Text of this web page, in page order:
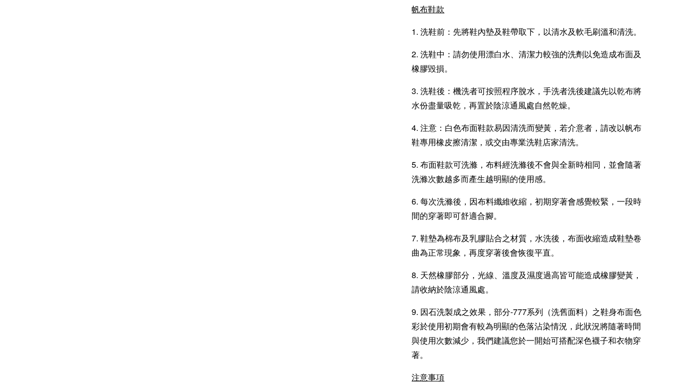
帆布鞋款
1. 洗鞋前：先將鞋內墊及鞋帶取下，以清水及軟毛刷溫和清洗。
2. 洗鞋中：請勿使用漂白水、清潔力較強的洗劑以免造成布面及
橡膠毀損。
3. 洗鞋後：機洗者可按照程序脫水，手洗者洗後建議先以乾布將
水份盡量吸乾，再置於陰涼通風處自然乾燥。
4. 注意：白色布面鞋款易因清洗而變黃，若介意者，請改以帆布
鞋專用橡皮擦清潔，或交由專業洗鞋店家清洗。
5. 布面鞋款可洗滌，布料經洗滌後不會與全新時相同，並會隨著
洗滌次數越多而產生越明顯的使用感。
6. 每次洗滌後，因布料纖維收縮，初期穿著會感覺較緊，一段時
間的穿著即可舒適合腳。
7. 鞋墊為棉布及乳膠貼合之材質，水洗後，布面收縮造成鞋墊卷
曲為正常現象，再度穿著後會恢復平直。
8. 天然橡膠部分，光線、溫度及濕度過高皆可能造成橡膠變黃，
請收納於陰涼通風處。
9. 因石洗製成之效果，部分-777系列（洗舊面料）之鞋身布面色
彩於使用初期會有較為明顯的色落沾染情況，此狀況將隨著時間
與使用次數減少，我們建議您於一開始可搭配深色襪子和衣物穿
著。
注意事項